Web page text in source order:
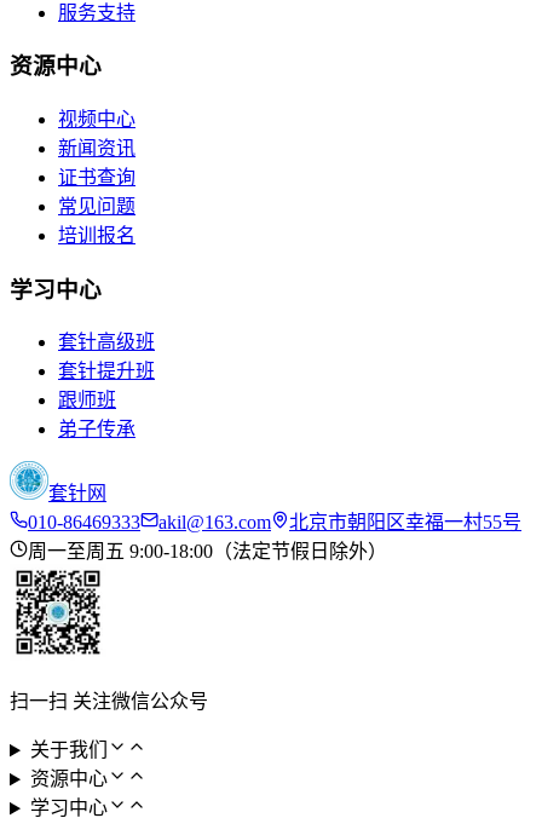
服务支持
资源中心
视频中心
新闻资讯
证书查询
常见问题
培训报名
学习中心
套针高级班
套针提升班
跟师班
弟子传承
套针网
010-86469333
akil@163.com
北京市朝阳区幸福一村55号
周一至周五 9:00-18:00（法定节假日除外）
扫一扫 关注微信公众号
关于我们
资源中心
学习中心